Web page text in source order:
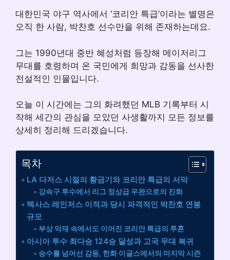
대한민국 야구 역사에서 ‘코리안 특급’이라는 별명은
오직 한 사람, 박찬호 선수만을 위해 존재하는데요.
그는 1990년대 중반 혜성처럼 등장해 메이저리그
무대를 호령하며 온 국민에게 희망과 감동을 선사한
전설적인 인물입니다.
오늘 이 시간에는 그의 화려했던 MLB 기록부터 시
작해 세간의 관심을 모았던 사생활까지 모든 정보를
상세히 정리해 드리겠습니다.
목차
LA 다저스 시절의 황금기와 코리안 특급의 서막
강속구 투수에서 리그 정상급 우완으로의 진화
텍사스 레인저스 이적과 당시 파격적인 박찬호 연봉
규모
부상 악재 속에서도 이어진 코리안 특급의 투혼
아시아 투수 최다승 124승 달성과 고국 무대 복귀
승수를 넘어선 감동, 한화 이글스에서의 마지막 시즌